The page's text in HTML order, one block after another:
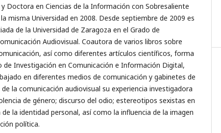
Doctora en Ciencias de la Información con Sobresaliente
misma Universidad en 2008. Desde septiembre de 2009 es
de la Universidad de Zaragoza en el Grado de
Audiovisual. Coautora de varios libros sobre
así como diferentes artículos científicos, forma
de Investigación en Comunicación e Información Digital,
en diferentes medios de comunicación y gabinetes de
la comunicación audiovisual su experiencia investigadora
de género; discurso del odio; estereotipos sexistas en
la identidad personal, así como la influencia de la imagen
política.